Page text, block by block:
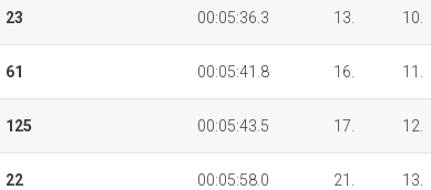
23 00:05:36.3 13. 10.
61 00:05:41.8 16. 11.
125 00:05:43.5 17. 12.
22 00:05:58.0 21. 13.